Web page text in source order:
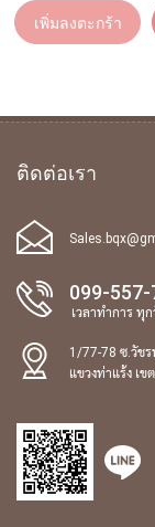
เพิ่มลงตะกร้า
ติดต่อเรา
099-557-
เวลาทำการ ทุ
1/77-78 ซ.วัชร
แขวงท่าแร้ง เ